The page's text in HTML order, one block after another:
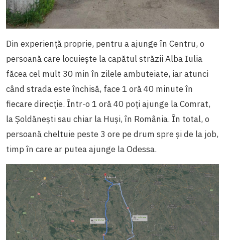
Din experiență proprie, pentru a ajunge în Centru, o
persoană care locuiește la capătul străzii Alba Iulia
făcea cel mult 30 min în zilele ambuteiate, iar atunci
când strada este închisă, face 1 oră 40 minute în
fiecare direcție. Într-o 1 oră 40 poți ajunge la Comrat,
la Șoldănești sau chiar la Huși, în România. În total, o
persoană cheltuie peste 3 ore pe drum spre și de la job,
timp în care ar putea ajunge la Odessa.